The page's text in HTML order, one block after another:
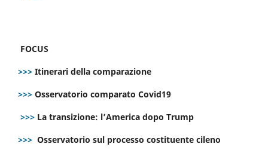
FOCUS
>>> Itinerari della comparazione
>>> Osservatorio comparato Covid19
>>> La transizione: l’America dopo Trump
>>> Osservatorio sul processo costituente cileno